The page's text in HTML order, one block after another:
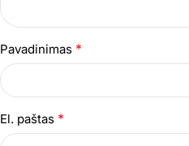
Pavadinimas *
El. paštas *